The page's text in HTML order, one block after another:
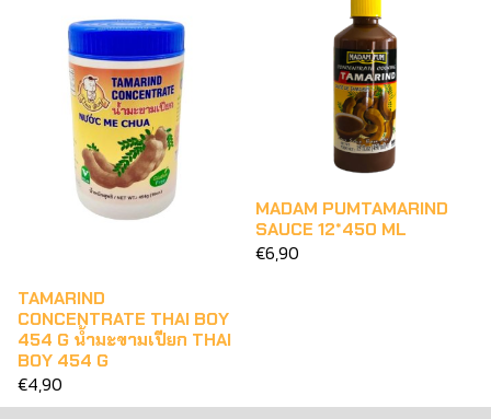
TAMARIND
CONCENTRATE THAI BOY
454 G น้ำมะขามเปียก THAI
BOY 454 G
€4,90
MADAM PUMTAMARIND
SAUCE 12*450 ML
€6,90